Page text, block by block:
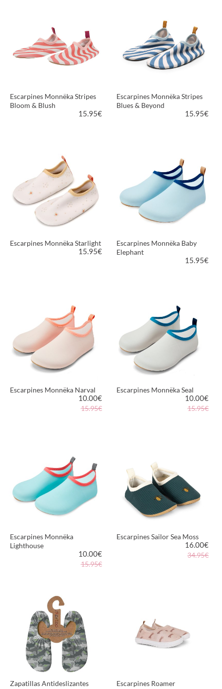
Escarpines Monnëka Stripes
Bloom & Blush
15.95€
VER PRODUCTO
Escarpines Monnëka Stripes
Blues & Beyond
15.95€
Escarpines Monnëka Starlight
15.95€
Escarpines Monnëka Baby
Elephant
15.95€
Escarpines Monnëka Narval
10.00€
15.95€
Escarpines Monnëka Seal
10.00€
15.95€
Escarpines Monnëka
Lighthouse
10.00€
15.95€
VER PRODUCTO
Escarpines Sailor Sea Moss
16.00€
34.95€
Zapatillas Antideslizantes
Escarpines Roamer